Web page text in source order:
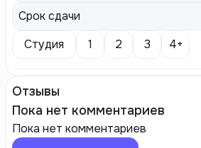
Срок сдачи
Студия
1 2 3 4+
Отзывы
Пока нет комментариев
Пока нет комментариев